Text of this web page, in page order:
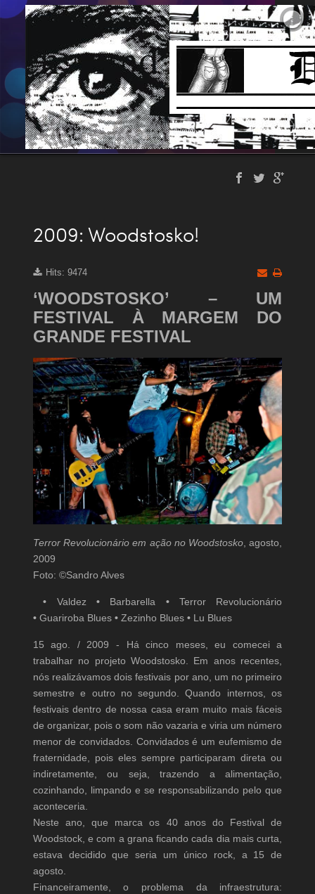
2009: Woodstosko!
Hits: 9474
‘WOODSTOSKO’ – UM
FESTIVAL À MARGEM DO
GRANDE FESTIVAL
Terror Revolucionário em ação no Woodstosko, agosto,
2009
Foto: ©Sandro Alves
• Valdez •Barbarella • Terror Revolucionário
• Guariroba Blues • Zezinho Blues •Lu Blues
15 ago. / 2009 - Há cinco meses, eu comecei a
trabalhar no projeto Woodstosko. Em anos recentes,
nós realizávamos dois festivais por ano, um no primeiro
semestre e outro no segundo. Quando internos, os
festivais dentro de nossa casa eram muito mais fáceis
de organizar, pois o som não vazaria e viria um número
menor de convidados. Convidados é um eufemismo de
fraternidade, pois eles sempre participaram direta ou
indiretamente, ou seja, trazendo a alimentação,
cozinhando, limpando e se responsabilizando pelo que
aconteceria.
Neste ano, que marca os 40 anos do Festival de
Woodstock, e com a grana ficando cada dia mais curta,
estava decidido que seria um único rock, a 15 de
agosto.
Financeiramente, o problema da infraestrutura: